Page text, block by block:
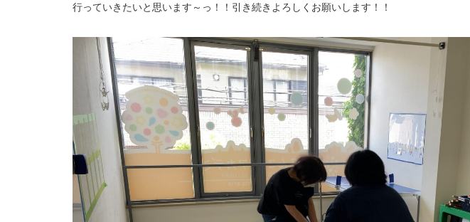
行っていきたいと思います～っ！！引き続きよろしくお願いします！！